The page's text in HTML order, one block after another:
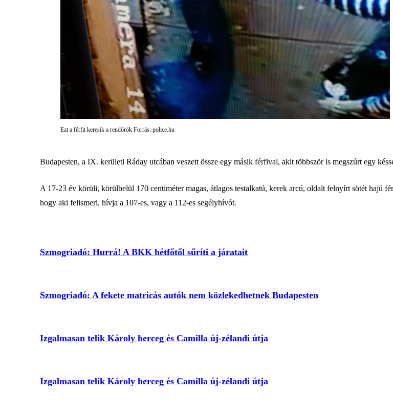
Ezt a férfit keresik a rendőrök Forrás: police.hu
Budapesten, a IX. kerületi Ráday utcában veszett össze egy másik férfival, akit többször is megszúrt egy
A 17-23 év körüli, körülbelül 170 centiméter magas, átlagos testalkatú, kerek arcú, oldalt felnyírt sötét hajú
hogy aki felismeri, hívja a 107-es, vagy a 112-es segélyhívót.
Szmogriadó: Hurrá! A BKK hétfőtől sűríti a járatait
Szmogriadó: A fekete matricás autók nem közlekedhetnek Budapesten
Izgalmasan telik Károly herceg és Camilla új-zélandi útja
Izgalmasan telik Károly herceg és Camilla új-zélandi útja